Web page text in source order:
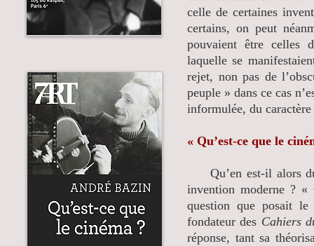
celle de certaines
certains, on peut
pouvaient être celles
laquelle se
rejet, non pas de
peuple » dans ce cas
informulée, du
« Qu’est-ce que le
Qu’en est-il alors du
invention moderne ? «
question que posait
fondateur des Cahiers
réponse, tant sa